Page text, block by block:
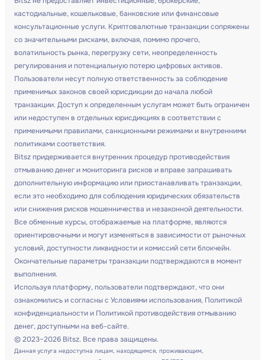
кастодиальные, кошельковые, банковские или финансовые
консультационные услуги. Криптовалютные транзакции сопряжены
со значительными рисками, включая, помимо прочего,
волатильность рынка, перегрузку сети, неопределенность
регулирования и потенциальную потерю цифровых активов.
Пользователи несут полную ответственность за соблюдение
применимых законов своей юрисдикции до начала любой
транзакции. Доступ к определенным услугам может быть ограничен
или недоступен в отдельных юрисдикциях в соответствии с
применимыми правилами, санкционными режимами и внутренними
политиками соответствия.
Bitsz придерживается внутренних процедур противодействия
отмыванию денег и мониторинга рисков и вправе запрашивать
дополнительную информацию или приостанавливать транзакции,
если это необходимо для соблюдения юридических обязательств
или снижения рисков мошенничества и незаконной деятельности.
Все обменные курсы, отображаемые на платформе, являются
ориентировочными и могут изменяться в зависимости от рыночных
условий, доступности ликвидности и комиссий сети блокчейн.
Окончательные параметры транзакции подтверждаются в момент
выполнения.
Используя платформу, пользователи подтверждают, что они
ознакомились и согласны с Условиями использования, Политикой
конфиденциальности и Политикой противодействия отмыванию
денег, доступными на веб-сайте.
© 2023–2026 Bitsz. Все права защищены.
Данная услуга недоступна лицам, находящимся, проживающим,